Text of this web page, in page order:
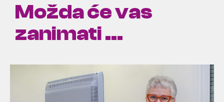
Možda će vas
zanimati ...